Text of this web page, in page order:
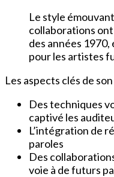
Le style
collaborations
des années
pour les artistes
Les aspects clés de
Des techniques
captivé les
L’intégration de
paroles
Des
voie à de futurs